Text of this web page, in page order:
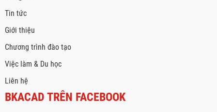
Tin tức
Giới thiệu
Chương trình đào tạo
Việc làm & Du học
Liên hệ
BKACAD TRÊN FACEBOOK